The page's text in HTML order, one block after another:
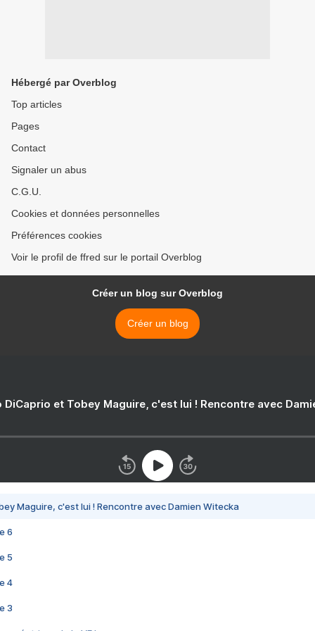
Hébergé par Overblog
Top articles
Pages
Contact
Signaler un abus
C.G.U.
Cookies et données personnelles
Préférences cookies
Voir le profil de ffred sur le portail Overblog
Créer un blog sur Overblog
Créer un blog
DiCaprio et Tobey Maguire, c'est lui ! Rencontre avec
Maguire, c'est lui ! Rencontre avec Damien Witecka
6
5
4
3